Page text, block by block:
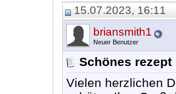
15.07.2023, 16:11
briansmith1
Neuer Benutzer
Schönes rezept
Vielen herzlichen